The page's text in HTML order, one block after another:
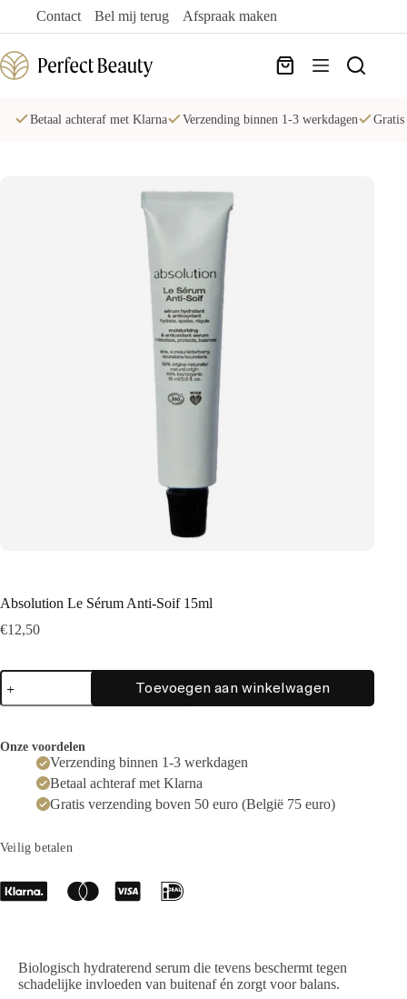
inhoud
Contact Bel mij terug Afspraak maken
Winkelwagen
Betaal achteraf met Klarna Verzending binnen 1-3 werkdagen
Absolution Le Sérum Anti-Soif 15ml
€12,50
Absolution
Le
Sérum
15ml
Toevoegen aan winkelwagen
Onze voordelen
Verzending binnen 1-3 werkdagen
Betaal achteraf met Klarna
Gratis verzending boven 50 euro (België 75 euro)
Veilig betalen
Biologisch hydraterend serum die tevens beschermt tegen
schadelijke invloeden van buitenaf én zorgt voor balans.